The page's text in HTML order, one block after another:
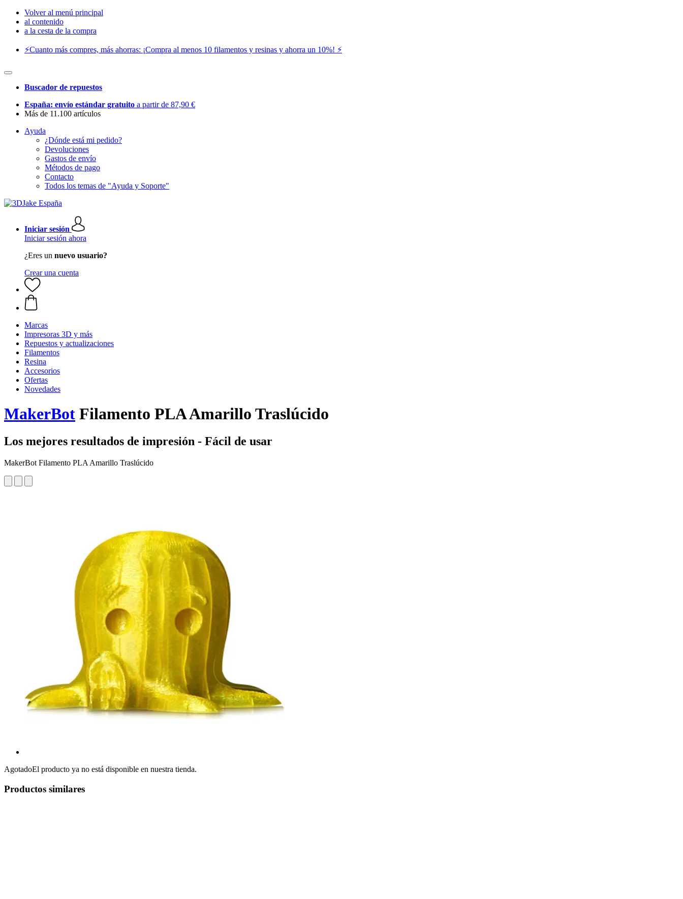
Volver al menú principal
al contenido
a la cesta de la compra
⚡️Cuanto más compres, más ahorras: ¡Compra al menos 10 filamentos y resinas y ahorra un 10%! ⚡️
Buscador de repuestos
España: envío estándar gratuito a partir de 87,90 €
Más de 11.100 artículos
Ayuda
¿Dónde está mi pedido?
Devoluciones
Gastos de envío
Métodos de pago
Contacto
Todos los temas de "Ayuda y Soporte"
Iniciar sesión
Iniciar sesión ahora
¿Eres un nuevo usuario?
Crear una cuenta
Marcas
Impresoras 3D y más
Repuestos y actualizaciones
Filamentos
Resina
Accesorios
Ofertas
Novedades
MakerBot Filamento PLA Amarillo Traslúcido
Los mejores resultados de impresión - Fácil de usar
MakerBot Filamento PLA Amarillo Traslúcido
AgotadoEl producto ya no está disponible en nuestra tienda.
Productos similares